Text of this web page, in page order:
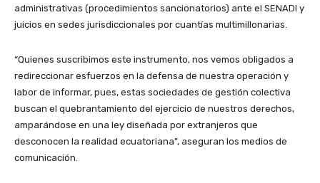
administrativas (procedimientos sancionatorios) ante el SENADI y
juicios en sedes jurisdiccionales por cuantías multimillonarias.
“Quienes suscribimos este instrumento, nos vemos obligados a
redireccionar esfuerzos en la defensa de nuestra operación y
labor de informar, pues, estas sociedades de gestión colectiva
buscan el quebrantamiento del ejercicio de nuestros derechos,
amparándose en una ley diseñada por extranjeros que
desconocen la realidad ecuatoriana”, aseguran los medios de
comunicación.